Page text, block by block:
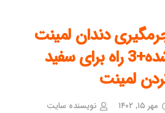
دندان لمینت
شده+3 راه برای سفید
لمینت
مهر ۱۵, ۱۴۰۲
نویسنده سایت